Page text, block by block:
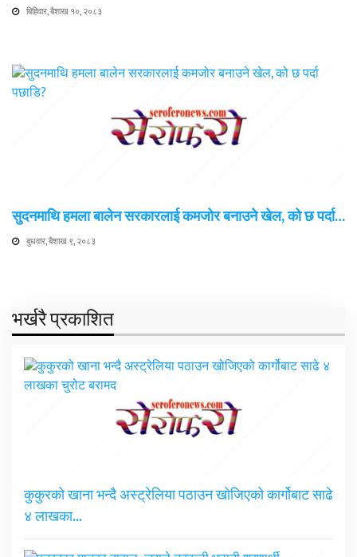
बिहिवार, बैशाख १०, २०८३
सुदनमाथि हमला बालेन सरकारलाई कमजोर बनाउने खेल, को छ पर्दा…
बुधवार, बैशाख ९, २०८३
भर्खरै प्रकाशित
कुकुरको खाना भन्दै अस्ट्रेलिया पठाउन खोजिएको कार्गोबाट साढे
४ लाखका…